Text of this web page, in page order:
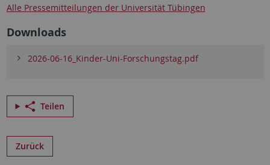
Alle Pressemitteilungen der Universität Tübingen
Downloads
2026-06-16_Kinder-Uni-Forschungstag.pdf
Teilen
Zurück